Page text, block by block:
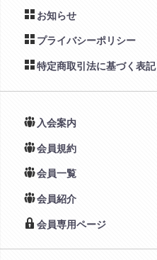
お知らせ
プライバシーポリシー
特定商取引法に基づく表記
入会案内
会員規約
会員一覧
会員紹介
会員専用ページ